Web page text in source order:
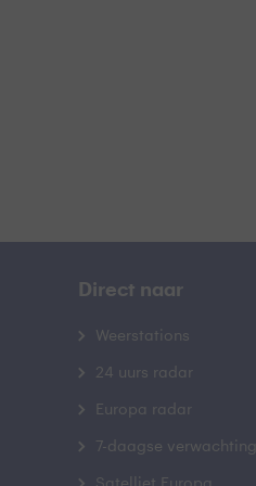
Direct naar
Weerstations
24 uurs radar
Europa radar
7-daagse verwachting